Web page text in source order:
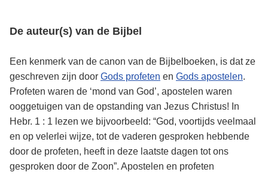
De auteur(s) van de Bijbel
Een kenmerk van de canon van de Bijbelboeken, is dat ze
geschreven zijn door Gods profeten en Gods apostelen.
Profeten waren de ‘mond van God’, apostelen waren
ooggetuigen van de opstanding van Jezus Christus! In
Hebr. 1 : 1 lezen we bijvoorbeeld: “God, voortijds veelmaal
en op velerlei wijze, tot de vaderen gesproken hebbende
door de profeten, heeft in deze laatste dagen tot ons
gesproken door de Zoon”. Apostelen en profeten